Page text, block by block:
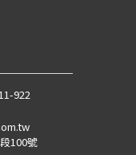
922
100號